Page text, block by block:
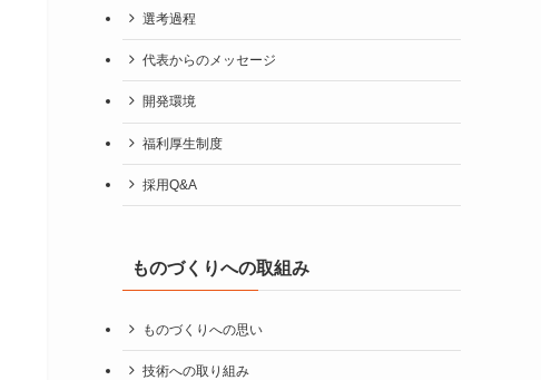
選考過程
代表からのメッセージ
開発環境
福利厚生制度
採用Q&A
ものづくりへの取組み
ものづくりへの思い
技術への取り組み